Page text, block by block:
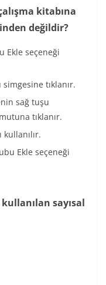
kitabına
değildir?
Ekle seçeneği
simgesine tıklanır.
sağ tuşu
tıklanır.
Ekle seçeneği
sayısal